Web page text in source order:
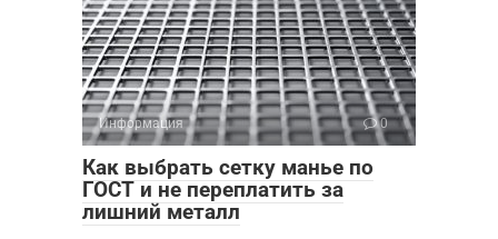
Информация 0
Как выбрать сетку манье по
ГОСТ и не переплатить за
лишний металл